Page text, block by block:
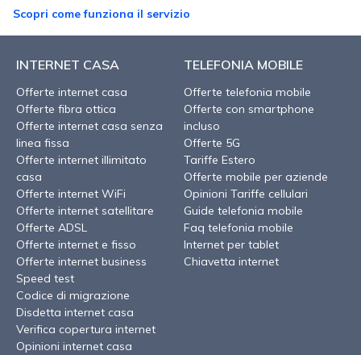
Scopri come funziona il servizio
INTERNET CASA
Offerte internet casa
Offerte fibra ottica
Offerte internet casa senza
linea fissa
Offerte internet illimitato
casa
Offerte internet WiFi
Offerte internet satellitare
Offerte ADSL
Offerte internet e fisso
Offerte internet business
Speed test
Codice di migrazione
Disdetta internet casa
Verifica copertura internet
Opinioni internet casa
TELEFONIA MOBILE
Offerte telefonia mobile
Offerte con smartphone
incluso
Offerte 5G
Tariffe Estero
Offerte mobile per aziende
Opinioni Tariffe cellulari
Guide telefonia mobile
Faq telefonia mobile
Internet per tablet
Chiavetta internet